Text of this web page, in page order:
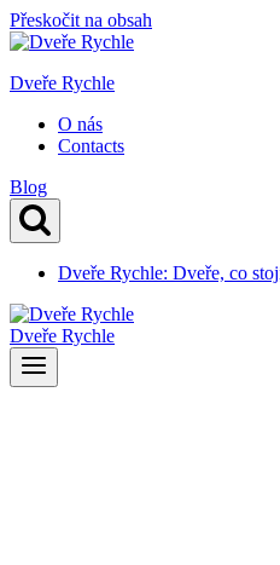
Přeskočit na obsah
Dveře Rychle
O nás
Contacts
Blog
Dveře Rychle: Dveře, co
Dveře Rychle